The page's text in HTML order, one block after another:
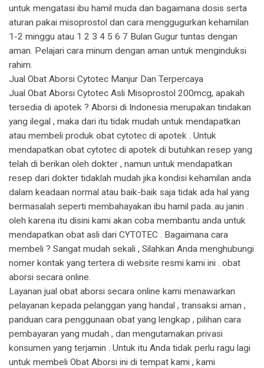
untuk mengatasi ibu hamil muda dan bagaimana dosis serta
aturan pakai misoprostol dan cara menggugurkan kehamilan
1-2 minggu atau 1 2 3 4 5 6 7 Bulan Gugur tuntas dengan
aman. Pelajari cara minum dengan aman untuk menginduksi
rahim.
Jual Obat Aborsi Cytotec Manjur Dan Terpercaya
Jual Obat Aborsi Cytotec Asli Misoprostol 200mcg, apakah
tersedia di apotek ? Aborsi di Indonesia merupakan tindakan
yang ilegal , maka dari itu tidak mudah untuk mendapatkan
atau membeli produk obat cytotec di apotek . Untuk
mendapatkan obat cytotec di apotek di butuhkan resep yang
telah di berikan oleh dokter , namun untuk mendapatkan
resep dari dokter tidaklah mudah jika kondisi kehamilan anda
dalam keadaan normal atau baik-baik saja tidak ada hal yang
bermasalah seperti membahayakan ibu hamil pada..au janin .
oleh karena itu disini kami akan coba membantu anda untuk
mendapatkan obat asli dari CYTOTEC . Bagaimana cara
membeli ? Sangat mudah sekali , Silahkan Anda menghubungi
nomer kontak yang tertera di website resmi kami ini . obat
aborsi secara online.
Layanan jual obat aborsi secara online kami menawarkan
pelayanan kepada pelanggan yang handal , transaksi aman ,
panduan cara penggunaan obat yang lengkap , pilihan cara
pembayaran yang mudah , dan mengutamakan privasi
konsumen yang terjamin . Untuk itu Anda tidak perlu ragu lagi
untuk membeli Obat Aborsi ini di tempat kami , kami